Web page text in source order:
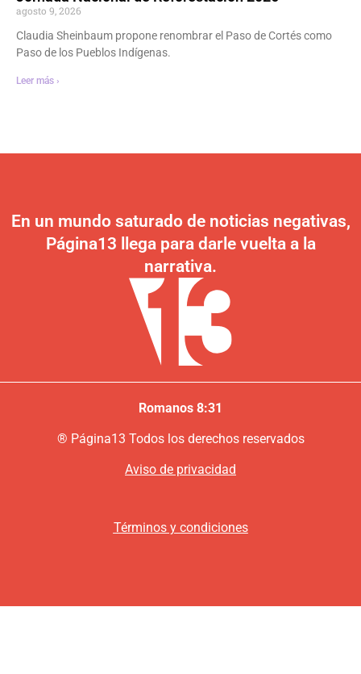
agosto 9, 2026
Claudia Sheinbaum propone renombrar el Paso de Cortés como
Paso de los Pueblos Indígenas.
Leer más ›
En un mundo saturado de noticias negativas,
Página13 llega para darle vuelta a la
narrativa.
Romanos 8:31
® Página13 Todos los derechos reservados
Aviso de privacidad
Términos y condiciones